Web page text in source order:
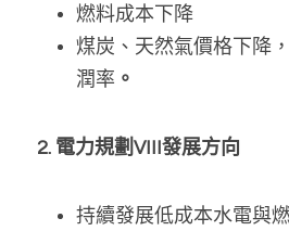
燃料成本下降
煤炭、天然氣價格下降
潤率 。
2. 電力規劃VIII發展方向
持續發展低成本水電與